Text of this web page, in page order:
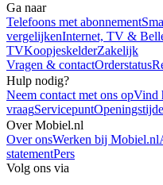
Ga naar
Telefoons met abonnement
vergelijkenInternet, TV &
TVKoopjeskelderZakelijk
Vragen & contactOrderstatus
Hulp nodig?
Neem contact met ons opVind
vraagServicepunt
Over Mobiel.nl
Over onsWerken bij Mobiel.nl
statementPers
Volg ons via